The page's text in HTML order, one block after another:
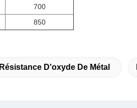
700
850
Résistance D'oxyde De Métal